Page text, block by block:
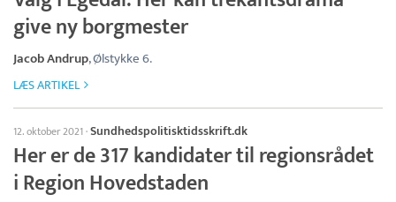
give ny borgmester
Jacob Andrup, Ølstykke 6.
LÆS ARTIKEL
12. oktober 2021·Sundhedspolitisktidsskrift.dk
Her er de 317 kandidater til regionsrådet
i Region Hovedstaden